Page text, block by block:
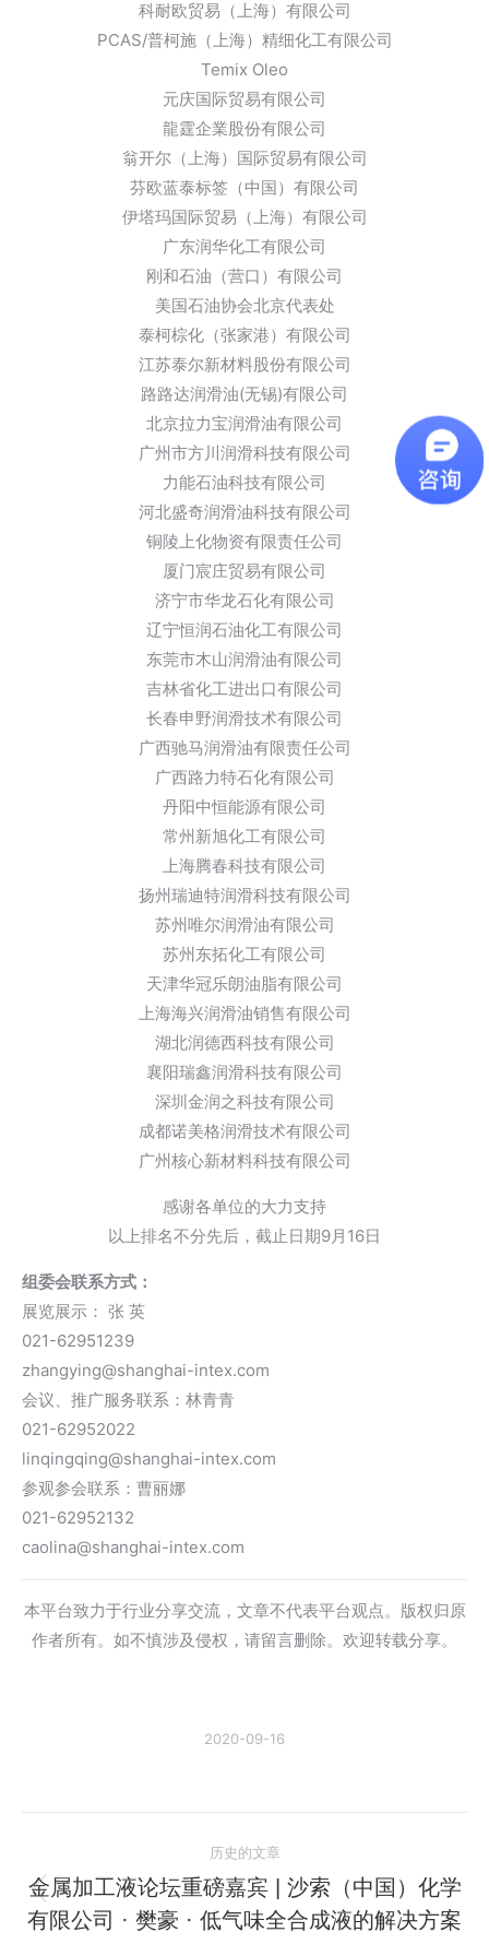
科耐欧贸易（上海）有限公司
PCAS/普柯施（上海）精细化工有限公司
Temix Oleo
元庆国际贸易有限公司
龍霆企業股份有限公司
翁开尔（上海）国际贸易有限公司
芬欧蓝泰标签（中国）有限公司
伊塔玛国际贸易（上海）有限公司
广东润华化工有限公司
刚和石油（营口）有限公司
美国石油协会北京代表处
泰柯棕化（张家港）有限公司
江苏泰尔新材料股份有限公司
路路达润滑油(无锡)有限公司
北京拉力宝润滑油有限公司
广州市方川润滑科技有限公司
力能石油科技有限公司
河北盛奇润滑油科技有限公司
铜陵上化物资有限责任公司
厦门宸庄贸易有限公司
济宁市华龙石化有限公司
辽宁恒润石油化工有限公司
东莞市木山润滑油有限公司
吉林省化工进出口有限公司
长春申野润滑技术有限公司
广西驰马润滑油有限责任公司
广西路力特石化有限公司
丹阳中恒能源有限公司
常州新旭化工有限公司
上海腾春科技有限公司
扬州瑞迪特润滑科技有限公司
苏州唯尔润滑油有限公司
苏州东拓化工有限公司
天津华冠乐朗油脂有限公司
上海海兴润滑油销售有限公司
湖北润德西科技有限公司
襄阳瑞鑫润滑科技有限公司
深圳金润之科技有限公司
成都诺美格润滑技术有限公司
广州核心新材料科技有限公司
感谢各单位的大力支持
以上排名不分先后，截止日期9月16日
组委会联系方式：
展览展示： 张 英
021-62951239
zhangying@shanghai-intex.com
会议、推广服务联系：林青青
021-62952022
linqingqing@shanghai-intex.com
参观参会联系：曹丽娜
021-62952132
caolina@shanghai-intex.com
本平台致力于行业分享交流，文章不代表平台观点。版权归原
作者所有。如不慎涉及侵权，请留言删除。欢迎转载分享。
2020-09-16
章
导
历史的文章
历
史
金属加工液论坛重磅嘉宾 | 沙索（中国）化学
有限公司 · 樊豪 · ​低气味全合成液的解决方案